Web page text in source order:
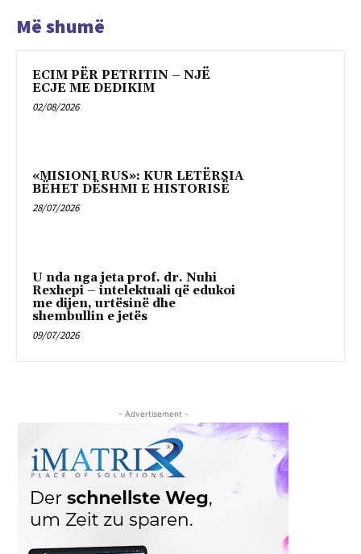
Më shumë
ECIM PËR PETRITIN – NJË
ECJE ME DEDIKIM
02/08/2026
«MISIONI RUS»: KUR LETËRSIA
BËHET DËSHMI E HISTORISË
28/07/2026
U nda nga jeta prof. dr. Nuhi
Rexhepi – intelektuali që edukoi
me dijen, urtësinë dhe
shembullin e jetës
09/07/2026
- Advertisement -